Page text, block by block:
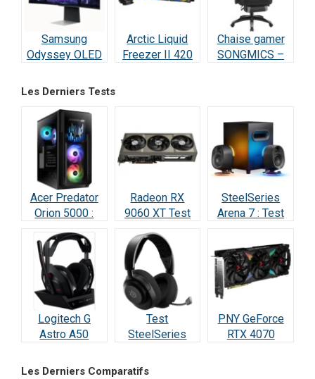
Samsung
Odyssey OLED
Performant –
Arctic Liquid
Freezer II 420
Chaise gamer
SONGMICS –
Les Derniers Tests
Acer Predator
Orion 5000 :
RTX 5070
(2026)
Radeon RX
9060 XT Test
meilleure carte
à 498 € ?
SteelSeries
Arena 7 : Test
Vraiment
incroyable ?
Logitech G
Astro A50
Notre Test
Test
SteelSeries
Wireless : Le
PNY GeForce
RTX 4070
Les Derniers Comparatifs